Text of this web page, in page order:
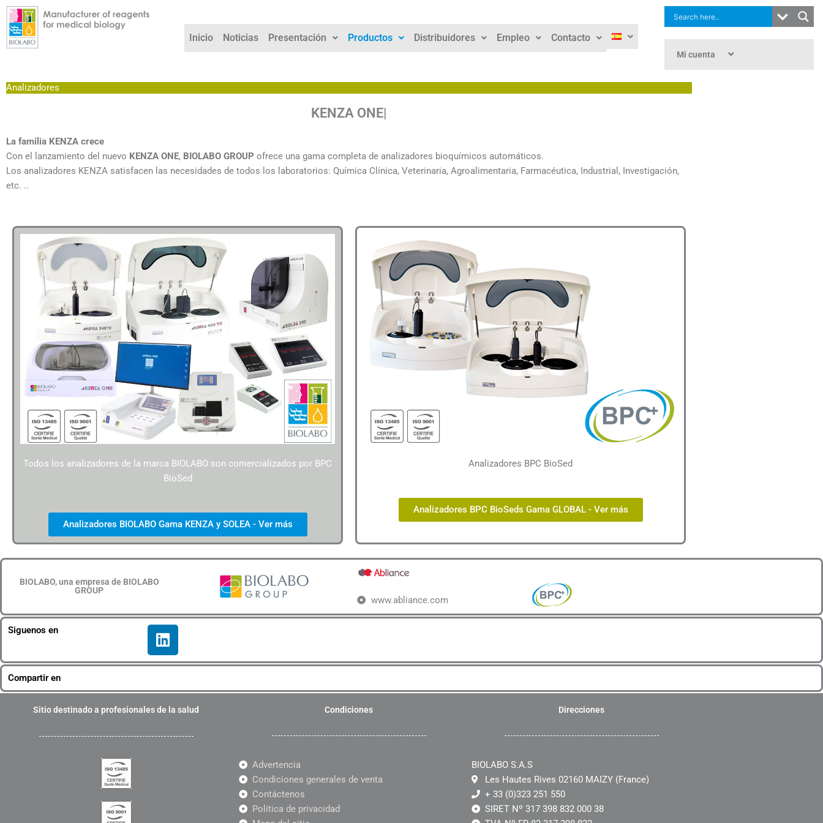
contenido
Inicio Noticias Presentación Productos Distribuidores Empleo Contacto
Mi cuenta
Analizadores
KENZA ONE
La familia KENZA crece
Con el lanzamiento del nuevo KENZA ONE, BIOLABO GROUP ofrece una gama completa de analizadores bioquímicos automáticos.
Los analizadores KENZA satisfacen las necesidades de todos los laboratorios: Química Clínica, Veterinaria, Agroalimentaria, Farmacéutica, Industrial, Investigación,
etc. ..
Todos los analizadores de la marca BIOLABO son comercializados por BPC
BioSed
Analizadores BIOLABO Gama KENZA y SOLEA - Ver más
Analizadores BPC BioSed
Analizadores BPC BioSeds Gama GLOBAL - Ver más
BIOLABO, una empresa de BIOLABO
GROUP
www.abliance.com
Siguenos en
L
i
n
e
d
n
Compartir en
Sitio destinado a profesionales de la salud Condiciones
Advertencia
Condiciones generales de venta
Contáctenos
Política de privacidad
Direcciones
BIOLABO S.A.S
Les Hautes Rives 02160 MAIZY (France)
+ 33 (0)323 251 550
SIRET Nº 317 398 832 000 38